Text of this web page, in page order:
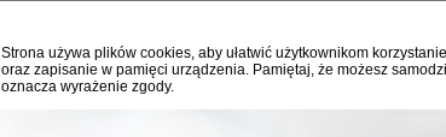
Strona używa plików cookies, aby ułatwić użytkownikom
oraz zapisanie w pamięci urządzenia. Pamiętaj, że możesz
oznacza wyrażenie zgody.